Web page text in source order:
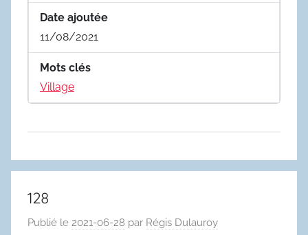
Date ajoutée
11/08/2021
Mots clés
Village
128
Publié le 2021-06-28 par Régis Dulauroy